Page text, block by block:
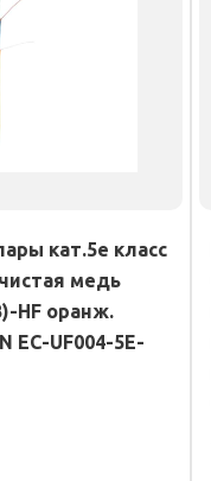
кат.5e класс
медь
HF оранж.
EC-UF004-5E-